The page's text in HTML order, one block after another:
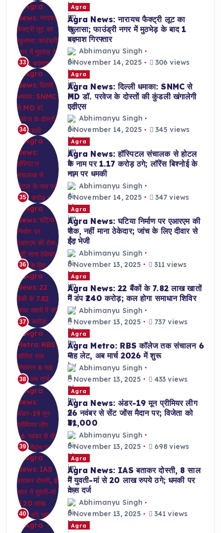
33
Agra
Agra News: नारायच फैक्ट्री लूट का
खुलासा; फाउंड्री नगर में मुठभेड़ के बाद 1
बदमाश गिरफ्तार
Abhimanyu Singh
November 14, 2025
306 views
34
Agra
Agra News: दिल्ली धमाका: SNMC से
MD डॉ. परवेज के दोस्तों की कुंडली खंगालेगी
एटीएस
Abhimanyu Singh
November 14, 2025
345 views
35
Agra
Agra News: हॉस्पिटल संचालक से होटल
के नाम पर 1.17 करोड़ ठगे; लॉरेंस बिश्नोई के
नाम पर धमकी
Abhimanyu Singh
November 14, 2025
347 views
36
Agra
Agra News: घटिया निर्माण पर एआरएम की
रोक, नहीं माना ठेकेदार; जांच के लिए दीवार से
ईंट भेजी
Abhimanyu Singh
November 13, 2025
311 views
37
Agra
Agra News: 22 बैंकों के 7.82 लाख खातों
में डंप ₹240 करोड़; कल होगा समाधान शिविर
Abhimanyu Singh
November 13, 2025
737 views
38
Agra
Agra Metro: RBS कॉलेज तक संचालन 6
माह लेट, अब मार्च 2026 में शुरू
Abhimanyu Singh
November 13, 2025
433 views
39
Agra
Agra News: अंडर-19 मून प्रीमियर लीग
26 नवंबर से सेंट जोंस मैदान पर; विजेता को
₹31,000
Abhimanyu Singh
November 13, 2025
698 views
40
Agra
Agra News: IAS बताकर दोस्ती, 8 साल
में युवती-मां से 20 लाख रुपये ठगे; धमकी पर
केस दर्ज
Abhimanyu Singh
November 13, 2025
341 views
Agra